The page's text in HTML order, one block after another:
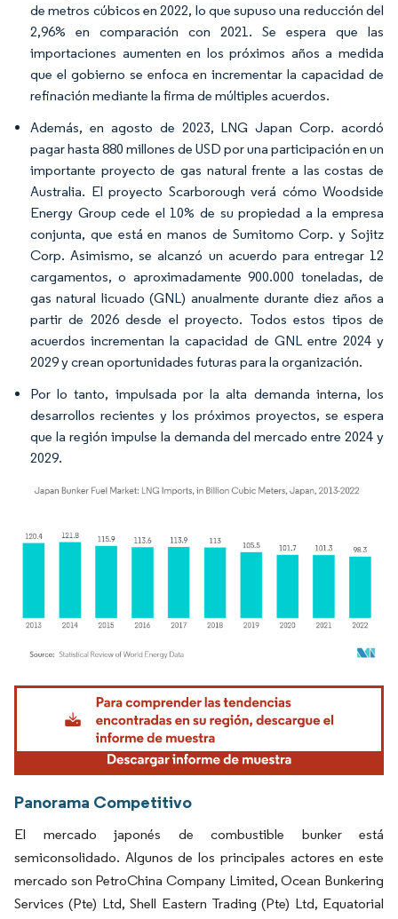
de metros cúbicos en 2022, lo que supuso una reducción del
2,96% en comparación con 2021. Se espera que las
importaciones aumenten en los próximos años a medida
que el gobierno se enfoca en incrementar la capacidad de
refinación mediante la firma de múltiples acuerdos.
Además, en agosto de 2023, LNG Japan Corp. acordó
pagar hasta 880 millones de USD por una participación en un
importante proyecto de gas natural frente a las costas de
Australia. El proyecto Scarborough verá cómo Woodside
Energy Group cede el 10% de su propiedad a la empresa
conjunta, que está en manos de Sumitomo Corp. y Sojitz
Corp. Asimismo, se alcanzó un acuerdo para entregar 12
cargamentos, o aproximadamente 900.000 toneladas, de
gas natural licuado (GNL) anualmente durante diez años a
partir de 2026 desde el proyecto. Todos estos tipos de
acuerdos incrementan la capacidad de GNL entre 2024 y
2029 y crean oportunidades futuras para la organización.
Por lo tanto, impulsada por la alta demanda interna, los
desarrollos recientes y los próximos proyectos, se espera
que la región impulse la demanda del mercado entre 2024 y
2029.
Imagen © Mordor Intelligence. El uso requiere atribución según CC BY 4.0.
Panorama Competitivo
El mercado japonés de combustible bunker está
semiconsolidado. Algunos de los principales actores en este
mercado son PetroChina Company Limited, Ocean Bunkering
Services (Pte) Ltd, Shell Eastern Trading (Pte) Ltd, Equatorial